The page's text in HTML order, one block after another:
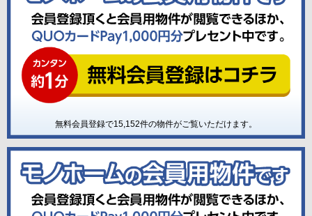
無料会員登録で15,152件の物件がご覧いただけます。